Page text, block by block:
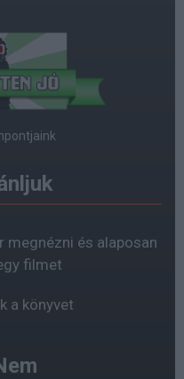
megnézni és alaposan
filmet
a könyvet